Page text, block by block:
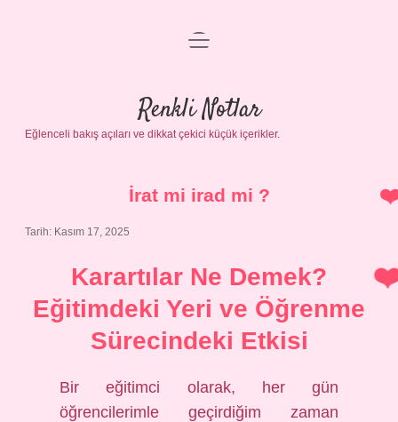
Gizlilik Politikası
Yasal Uyarı
menüyü
Renkli Notlar
Eğlenceli bakış açıları ve dikkat çekici küçük içerikler.
İrat mi irad mi ?
Tarih: Kasım 17, 2025
Karartılar Ne Demek?
Eğitimdeki Yeri ve Öğrenme
Sürecindeki Etkisi
Bir eğitimci olarak, her gün
öğrencilerimle geçirdiğim zaman